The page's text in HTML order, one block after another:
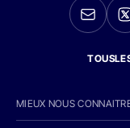
MIEUX NOUS